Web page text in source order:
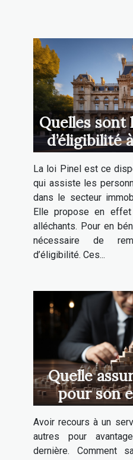
Quelles sont
d’éligibilité
La loi Pinel est ce
qui assiste les
dans le secteur
Elle propose en
alléchants. Pour en
nécessaire de
d’éligibilité. Ces...
Quelle
pour son
Avoir recours à un
autres pour
dernière. Comment